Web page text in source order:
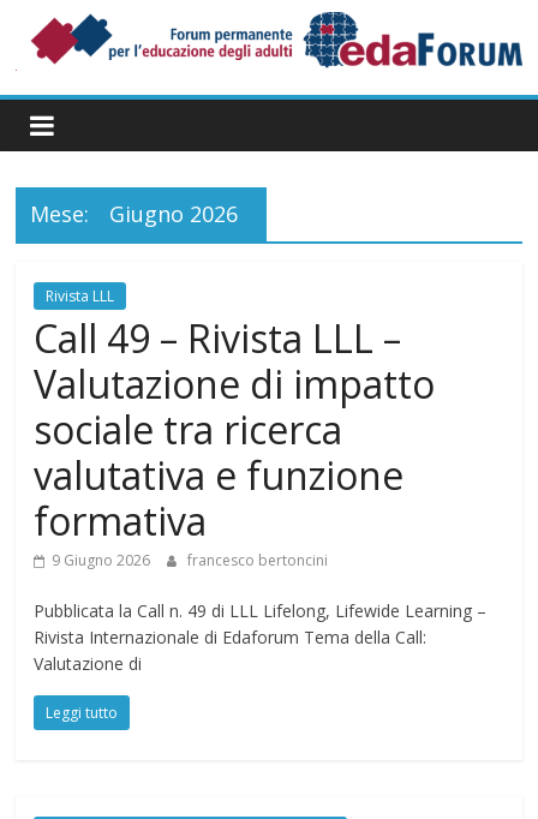
contenuto
Permanente
per
Adulti
Mese: Giugno 2026
Rivista LLL
Call 49 – Rivista LLL –
Valutazione di impatto
sociale tra ricerca
valutativa e funzione
formativa
9 Giugno 2026 francesco bertoncini
Pubblicata la Call n. 49 di LLL Lifelong, Lifewide Learning –
Rivista Internazionale di Edaforum Tema della Call:
Valutazione di
Leggi tutto